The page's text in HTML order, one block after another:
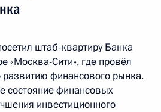
штаб-квартиру Банка
«Москва-Сити», где провёл
развитию финансового рынка.
состояние финансовых
инвестиционного